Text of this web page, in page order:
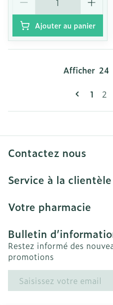
Ajouter au panier
Vous
1 2
Afficher
Contactez nous
Service à la clientèle
Votre pharmacie
Bulletin
Restez informé des
promotions
Adresse mail